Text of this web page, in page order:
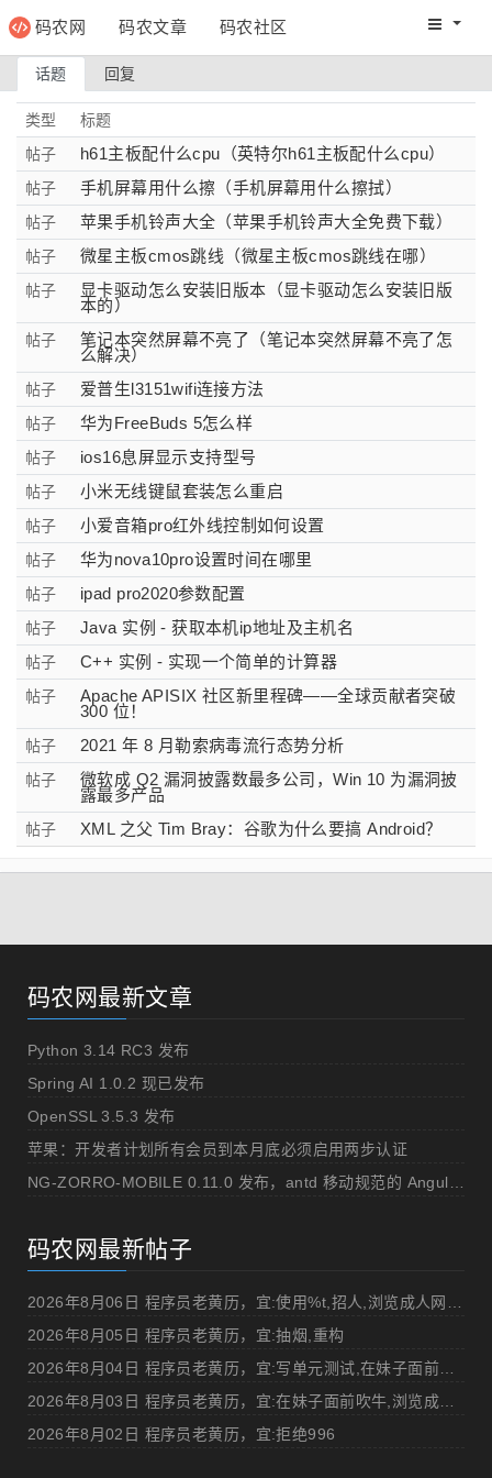
码农网 码农文章 码农社区 码农网
话题 回复
类型
标题
帖子
h61主板配什么cpu（英特尔h61主板配什么cpu）
帖子 手机屏幕用什么擦（手机屏幕用什么擦拭）
帖子 苹果手机铃声大全（苹果手机铃声大全免费下载）
帖子 微星主板cmos跳线（微星主板cmos跳线在哪）
帖子
显卡驱动怎么安装旧版本（显卡驱动怎么安装旧版
本的）
帖子
笔记本突然屏幕不亮了（笔记本突然屏幕不亮了怎
么解决）
帖子 爱普生l3151wifi连接方法
帖子 华为FreeBuds 5怎么样
帖子 ios16息屏显示支持型号
帖子 小米无线键鼠套装怎么重启
帖子 小爱音箱pro红外线控制如何设置
帖子 华为nova10pro设置时间在哪里
帖子 ipad pro2020参数配置
帖子 Java 实例 - 获取本机ip地址及主机名
帖子 C++ 实例 - 实现一个简单的计算器
帖子
Apache APISIX 社区新里程碑——全球贡献者突破
300 位！
帖子 2021 年 8 月勒索病毒流行态势分析
帖子
微软成 Q2 漏洞披露数最多公司，Win 10 为漏洞披
露最多产品
帖子 XML 之父 Tim Bray：谷歌为什么要搞 Android？
码农网最新文章
Python 3.14 RC3 发布
Spring AI 1.0.2 现已发布
OpenSSL 3.5.3 发布
苹果：开发者计划所有会员到本月底必须启用两步认证
码农网最新帖子
2026年8月05日 程序员老黄历，宜:抽烟,重构
2026年8月02日 程序员老黄历，宜:拒绝996